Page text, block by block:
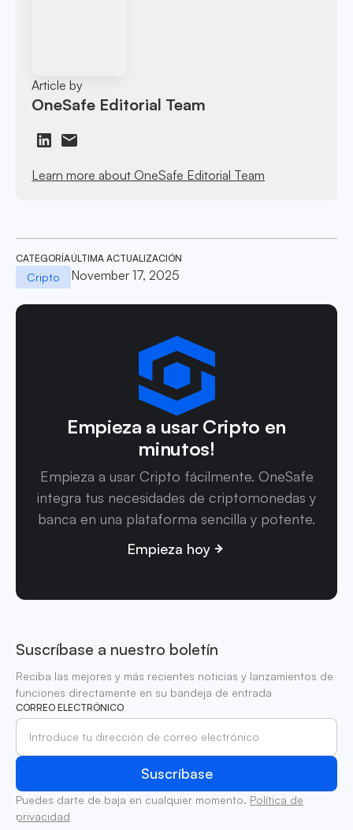
Article by
OneSafe Editorial Team
Learn more about OneSafe Editorial Team
CATEGORÍA
Cripto
ÚLTIMA ACTUALIZACIÓN
November 17, 2025
Empieza a usar Cripto en
minutos!
Empieza a usar Cripto fácilmente. OneSafe
integra tus necesidades de criptomonedas y
banca en una plataforma sencilla y potente.
Empieza hoy
Suscríbase a nuestro boletín
Reciba las mejores y más recientes noticias y lanzamientos de
funciones directamente en su bandeja de entrada
CORREO ELECTRÓNICO
Puedes darte de baja en cualquier momento. Política de
privacidad